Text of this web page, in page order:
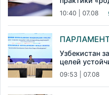
10:40 | 07.08
Узбекистан
целей
09:53 | 07.08